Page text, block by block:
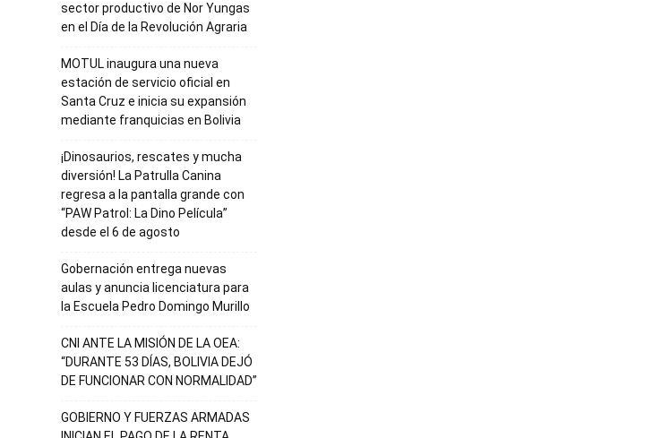
sector productivo de Nor Yungas
en el Día de la Revolución Agraria
MOTUL inaugura una nueva
estación de servicio oficial en
Santa Cruz e inicia su expansión
mediante franquicias en Bolivia
¡Dinosaurios, rescates y mucha
diversión! La Patrulla Canina
regresa a la pantalla grande con
“PAW Patrol: La Dino Película”
desde el 6 de agosto
Gobernación entrega nuevas
aulas y anuncia licenciatura para
la Escuela Pedro Domingo Murillo
CNI ANTE LA MISIÓN DE LA OEA:
“DURANTE 53 DÍAS, BOLIVIA DEJÓ
DE FUNCIONAR CON NORMALIDAD”
GOBIERNO Y FUERZAS ARMADAS